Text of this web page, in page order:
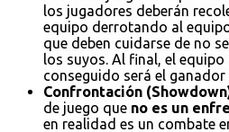
los jugadores deberán
equipo derrotando al
que deben cuidarse de no
los suyos. Al final, el
conseguido será el
Confrontación
de juego que no es un
en realidad es un combate